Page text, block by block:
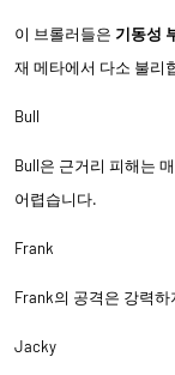
이 브롤러들은 기동성
재 메타에서 다소 불리
Bull
Bull은 근거리 피해는
어렵습니다.
Frank
Frank의 공격은 강력
Jacky